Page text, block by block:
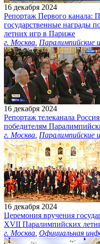
16 декабря 2024
Репортаж Первого канала:
государственные награды
летних игр в Париже
г. Москва Паралимпийские
16 декабря 2024
Репортаж телеканала
победителям
г. Москва Паралимпийские
16 декабря 2024
Церемония вручения
ХVII Паралимпийских
г. Москва Официальная